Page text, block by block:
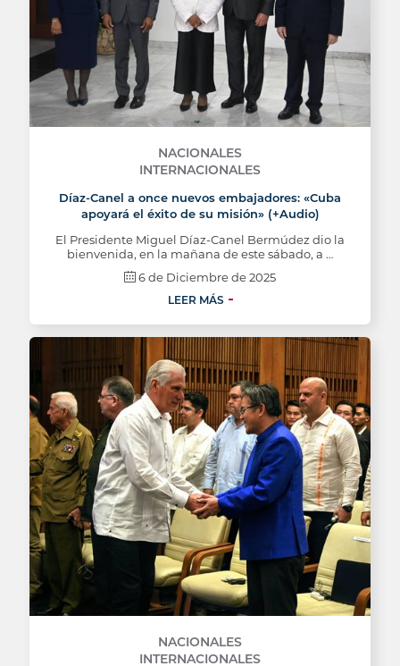
NACIONALES
INTERNACIONALES
Díaz-Canel a once nuevos embajadores: «Cuba
apoyará el éxito de su misión» (+Audio)
El Presidente Miguel Díaz-Canel Bermúdez dio la
bienvenida, en la mañana de este sábado, a …
6 de Diciembre de 2025
LEER MÁS
NACIONALES
INTERNACIONALES